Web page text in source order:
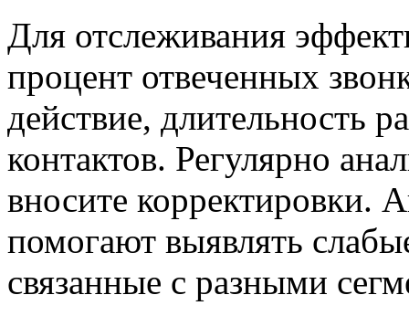
Для отслеживания
процент отвеченных
действие, длительность
контактов. Регулярно
вносите корректировки.
помогают выявлять
связанные с разными